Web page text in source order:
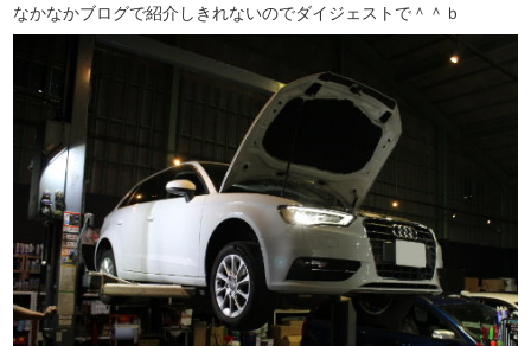
なかなかブログで紹介しきれないのでダイジェストで＾＾ｂ